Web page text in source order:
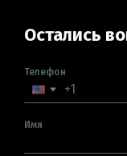
Остались
Телефон
Имя